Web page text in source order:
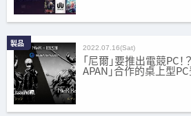
製品 2022.07.16(Sat)
「尼爾」要推出電競PC
APAN」合作的桌上型PC